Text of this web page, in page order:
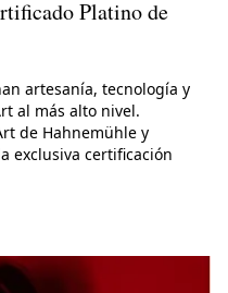
Platino de
artesanía, tecnología y
al más alto nivel.
de Hahnemühle y
exclusiva certificación